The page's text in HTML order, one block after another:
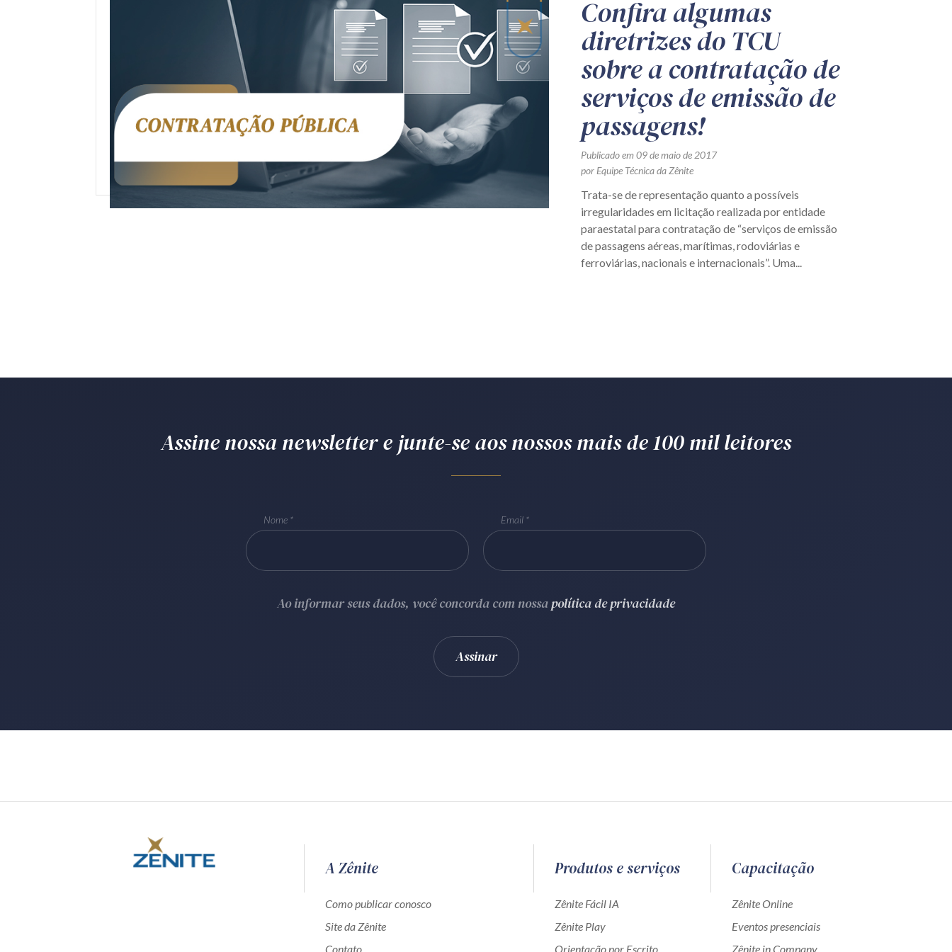
Confira algumas
diretrizes do TCU
sobre a contratação de
serviços de emissão de
passagens!
Publicado em 09 de maio de 2017
por Equipe Técnica da Zênite
Trata-se de representação quanto a possíveis
irregularidades em licitação realizada por entidade
paraestatal para contratação de “serviços de emissão
de passagens aéreas, marítimas, rodoviárias e
ferroviárias, nacionais e internacionais”. Uma...
Assine nossa newsletter e junte-se aos nossos mais de 100 mil leitores
Nome Email
Ao informar seus dados, você concorda com nossapolítica de privacidade
A Zênite
Como publicar conosco
Site da Zênite
Contato
Produtos e serviços
Zênite Fácil IA
Zênite Play
Orientação por Escrito
Capacitação
Zênite Online
Eventos presenciais
Zênite in Company